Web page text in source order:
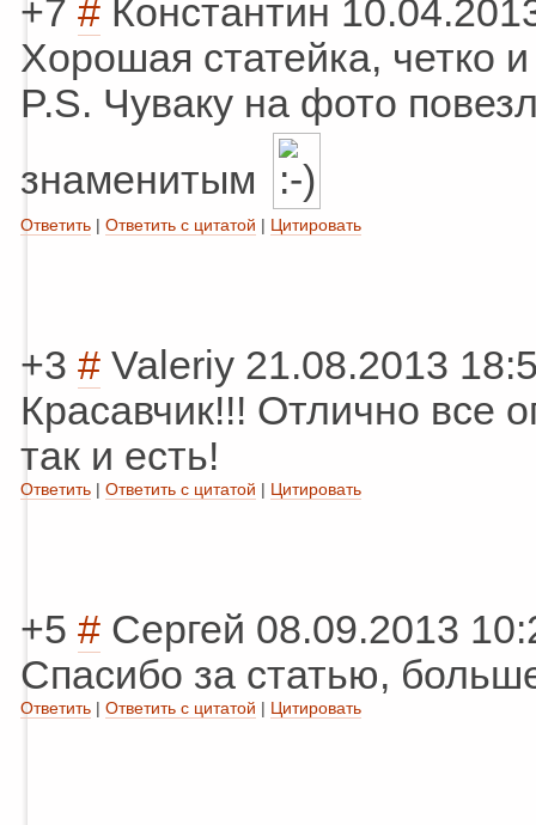
+7 # Константин
Хорошая статейка, четко
P.S. Чуваку на фото
знаменитым
Ответить | Ответить с цитатой | Цитировать
+3 # Valeriy 21.08.2013
Красавчик!!! Отлично все
так и есть!
Ответить | Ответить с цитатой | Цитировать
+5 # Сергей 08.09.2013
Спасибо за статью,
Ответить | Ответить с цитатой | Цитировать